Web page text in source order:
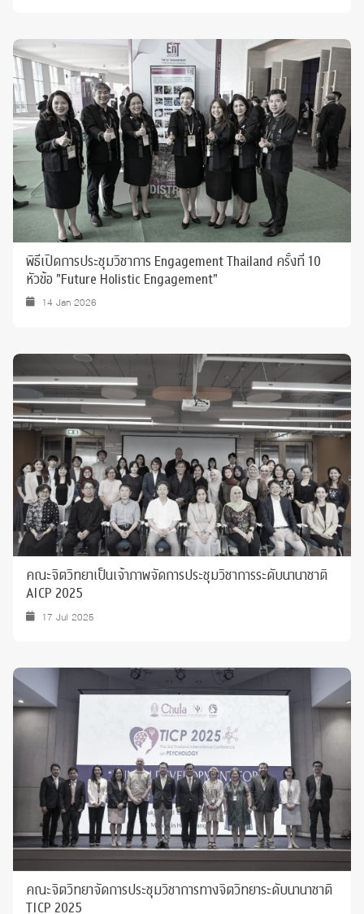
พิธีเปิดการประชุมวิชาการ Engagement Thailand ครั้งที่ 10
หัวข้อ "Future Holistic Engagement"
14 Jan 2026
คณะจิตวิทยาเป็นเจ้าภาพจัดการประชุมวิชาการระดับนานาชาติ
AICP 2025
17 Jul 2025
คณะจิตวิทยาจัดการประชุมวิชาการทางจิตวิทยาระดับนานาชาติ
TICP 2025